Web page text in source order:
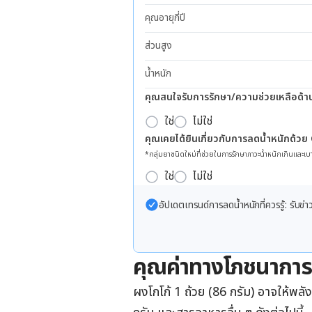
คุณอายุกี่ปี
ส่วนสูง
น้ำหนัก
คุณสนใจรับการรักษา/ความช่วยเหลือด้
ใช่ ไม่ใช่
คุณเคยได้ยินเกี่ยวกับการลดน้ำหนักด้วย
*กลุ่มยาชนิดใหม่ที่ช่วยในการรักษาภาวะน้ำหนักเกินและเ
ใช่ ไม่ใช่
อัปเดตเทรนด์การลดน้ำหนักที่ควรรู้: รับข่
คุณค่าทางโภชนากา
ผงโกโก้ 1 ถ้วย (86 กรัม) อาจให้พ